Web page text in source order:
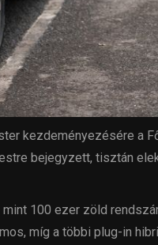
kezdeményezésére a
bejegyzett, tisztán
100 ezer zöld
míg a többi plug-in